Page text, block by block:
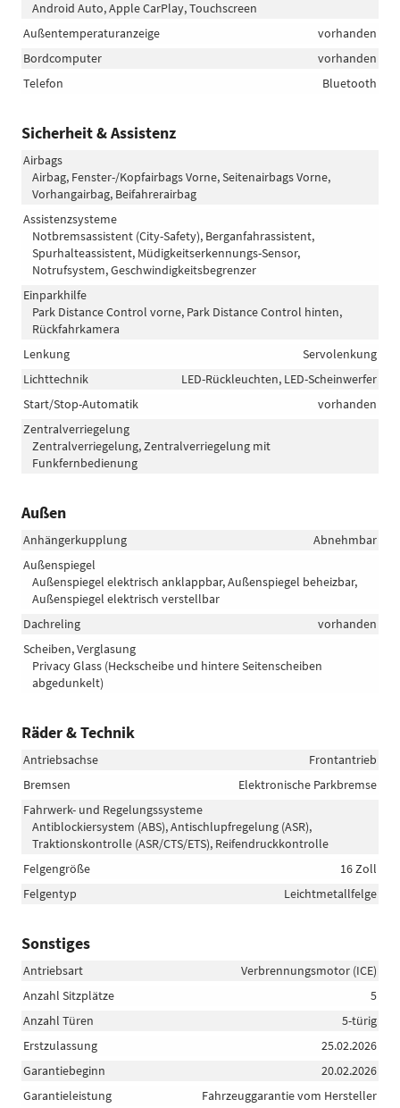
Android Auto, Apple CarPlay, Touchscreen
Außentemperaturanzeige
vorhanden
Bordcomputer
vorhanden
Telefon
Bluetooth
Sicherheit & Assistenz
Airbags
Airbag, Fenster-/Kopfairbags Vorne, Seitenairbags Vorne,
Vorhangairbag, Beifahrerairbag
Assistenzsysteme
Notbremsassistent (City-Safety), Berganfahrassistent,
Spurhalteassistent, Müdigkeitserkennungs-Sensor,
Notrufsystem, Geschwindigkeitsbegrenzer
Einparkhilfe
Park Distance Control vorne, Park Distance Control hinten,
Rückfahrkamera
Lenkung
Servolenkung
Lichttechnik
LED-Rückleuchten, LED-Scheinwerfer
Start/Stop-Automatik
vorhanden
Zentralverriegelung
Zentralverriegelung, Zentralverriegelung mit
Funkfernbedienung
Außen
Anhängerkupplung
Abnehmbar
Außenspiegel
Außenspiegel elektrisch anklappbar, Außenspiegel beheizbar,
Außenspiegel elektrisch verstellbar
Dachreling
vorhanden
Scheiben, Verglasung
Privacy Glass (Heckscheibe und hintere Seitenscheiben
abgedunkelt)
Räder & Technik
Antriebsachse
Frontantrieb
Bremsen
Elektronische Parkbremse
Fahrwerk- und Regelungssysteme
Antiblockiersystem (ABS), Antischlupfregelung (ASR),
Traktionskontrolle (ASR/CTS/ETS), Reifendruckkontrolle
Felgengröße
16 Zoll
Felgentyp
Leichtmetallfelge
Sonstiges
Antriebsart
Verbrennungsmotor (ICE)
Anzahl Sitzplätze
5
Anzahl Türen
5-türig
Erstzulassung
25.02.2026
Garantiebeginn
20.02.2026
Garantieleistung
Fahrzeuggarantie vom Hersteller